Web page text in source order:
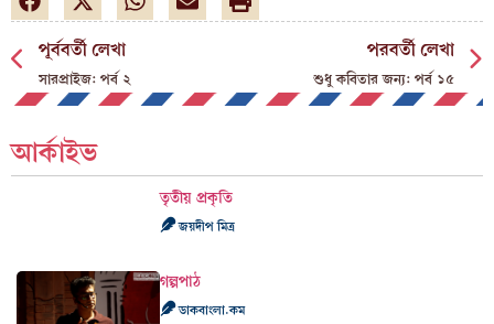
পূর্ববর্তী লেখা
সারপ্রাইজ: পর্ব ২
পরবর্তী লেখা
শুধু কবিতার জন্য: পর্ব ১৫
আর্কাইভ
তৃতীয় প্রকৃতি
জয়দীপ মিত্র
গল্পপাঠ
ডাকবাংলা.কম